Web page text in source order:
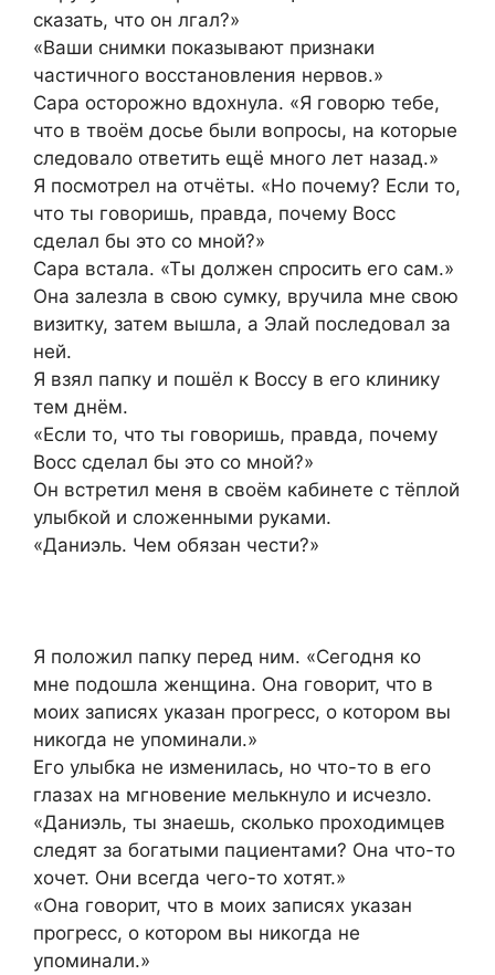
сказать, что он лгал?»
«Ваши снимки показывают признаки
частичного восстановления нервов.»
Сара осторожно вдохнула. «Я говорю тебе,
что в твоём досье были вопросы, на которые
следовало ответить ещё много лет назад.»
Я посмотрел на отчёты. «Но почему? Если то,
что ты говоришь, правда, почему Восс
сделал бы это со мной?»
Сара встала. «Ты должен спросить его сам.»
Она залезла в свою сумку, вручила мне свою
визитку, затем вышла, а Элай последовал за
ней.
Я взял папку и пошёл к Воссу в его клинику
тем днём.
«Если то, что ты говоришь, правда, почему
Восс сделал бы это со мной?»
Он встретил меня в своём кабинете с тёплой
улыбкой и сложенными руками.
«Даниэль. Чем обязан чести?»
Я положил папку перед ним. «Сегодня ко
мне подошла женщина. Она говорит, что в
моих записях указан прогресс, о котором вы
никогда не упоминали.»
Его улыбка не изменилась, но что-то в его
глазах на мгновение мелькнуло и исчезло.
«Даниэль, ты знаешь, сколько проходимцев
следят за богатыми пациентами? Она что-то
хочет. Они всегда чего-то хотят.»
«Она говорит, что в моих записях указан
прогресс, о котором вы никогда не
упоминали.»